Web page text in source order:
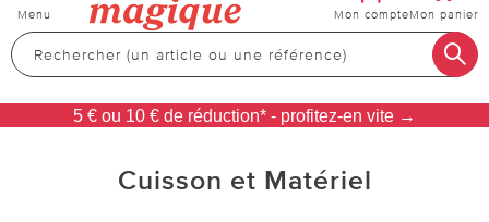
de
navigation
Menu Mon compteMon panier
5 € ou 10 € de réduction* - profitez-en vite →
Cuisson et Matériel